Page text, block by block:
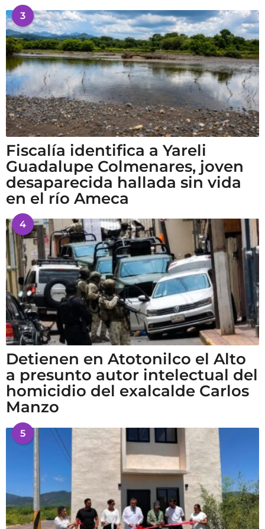
3
Fiscalía identifica a Yareli
Guadalupe Colmenares, joven
desaparecida hallada sin vida
en el río Ameca
4
Detienen en Atotonilco el Alto
a presunto autor intelectual del
homicidio del exalcalde Carlos
Manzo
5